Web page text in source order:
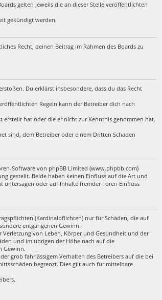
gelten jeweils die an dieser Stelle veröffentlichten
gekündigt werden.
Recht, deinen Beitrag im Rahmen des Boards zu
Du erklärst insbesondere, dass du das Recht
Regeln kann der Betreiber dich nach
hat oder die er nicht zur Kenntnis genommen hat.
sind, dem Betreiber oder einem Dritten Schaden
Software von phpBB Limited (www.phpbb.com)
gestellt. Beide haben keinen Einfluss auf die Art und
untersagen oder auf Inhalte fremder Foren Einfluss
(Kardinalpflichten) nur für Schäden, die auf
entgangenen Gewinn.
Verletzung von Leben, Körper und Gesundheit und der
und im übrigen der Höhe nach auf die
Gewinn.
grob fahrlässigem Verhalten des Betreibers auf die bei
begrenzt. Dies gilt auch für mittelbare